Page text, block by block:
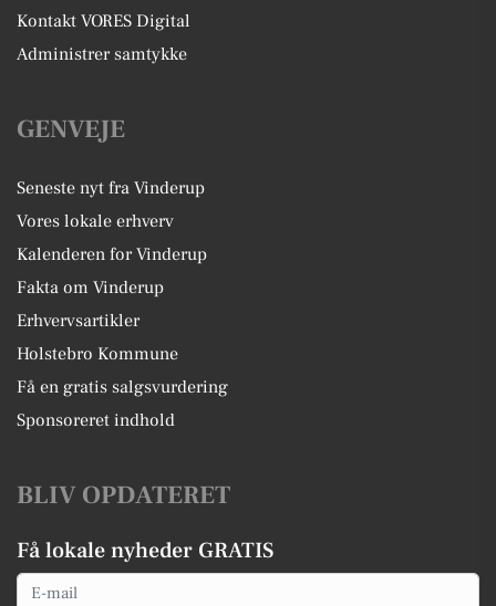
Kontakt VORES Digital
Administrer samtykke
GENVEJE
Seneste nyt fra Vinderup
Vores lokale erhverv
Kalenderen for Vinderup
Fakta om Vinderup
Erhvervsartikler
Holstebro Kommune
Få en gratis salgsvurdering
Sponsoreret indhold
BLIV OPDATERET
Få lokale nyheder GRATIS
Email